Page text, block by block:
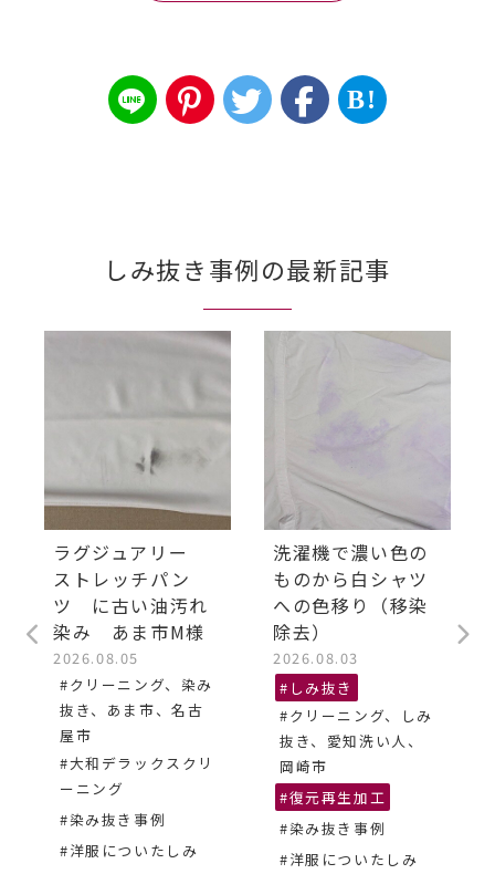
B!
しみ抜き事例の最新記事
ラグジュアリー
ストレッチパン
ツ に古い油汚れ
染み あま市M様
2026.08.05
#クリーニング、染み
抜き、あま市、名古
屋市
#大和デラックスクリ
ーニング
#染み抜き事例
#洋服についたしみ
洗濯機で濃い色の
ものから白シャツ
への色移り（移染
除去）
2026.08.03
#しみ抜き
#クリーニング、しみ
抜き、愛知洗い人、
岡崎市
#復元再生加工
#染み抜き事例
#洋服についたしみ